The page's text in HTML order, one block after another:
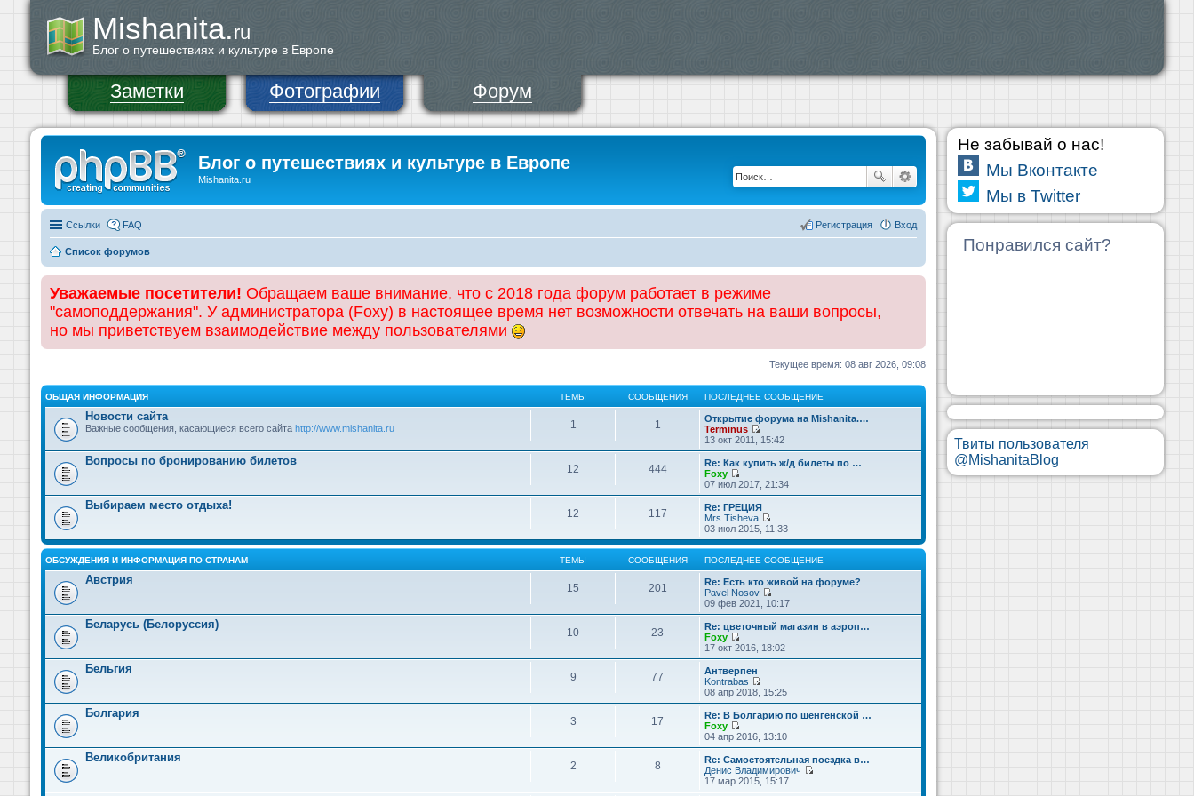
Mishanita.ru
Блог о путешествиях и культуре в Европе
Заметки Фотографии Форум
Блог о путешествиях и культуре в Европе
Mishanita.ru
Ссылки FAQ Вход
Регистрация
Список форумов
Уважаемые посетители! Обращаем ваше внимание, что с 2018 года форум работает в режиме
"самоподдержания". У администратора (Foxy) в настоящее время нет возможности отвечать на ваши вопросы,
но мы приветствуем взаимодействие между пользователями
Текущее время: 08 авг 2026, 09:08
ОБЩАЯ ИНФОРМАЦИЯ ТЕМЫ СООБЩЕНИЯ ПОСЛЕДНЕЕ СООБЩЕНИЕ
Новости сайта
Важные сообщения, касающиеся всего сайта http://www.mishanita.ru 1 1
Открытие форума на Mishanita.…
Terminus
П
е
р
е
й
т
и
к
п
о
с
л
е
н
е
м
у
с
о
б
н
и
ю
13 окт 2011, 15:42
Вопросы по бронированию билетов
12 444
Re: Как купить ж/д билеты по …
Foxy
П
е
р
е
й
т
и
к
п
о
с
л
е
н
е
м
у
с
о
о
б
щ
н
и
ю
07 июл 2017, 21:34
Выбираем место отдыха!
12 117
Re: ГРЕЦИЯ
Mrs Tisheva
П
е
р
е
й
т
к
п
о
с
л
е
е
м
с
о
б
щ
е
н
и
03 июл 2015, 11:33
ОБСУЖДЕНИЯ И ИНФОРМАЦИЯ ПО СТРАНАМ ТЕМЫ СООБЩЕНИЯ ПОСЛЕДНЕЕ СООБЩЕНИЕ
Австрия
15 201
Re: Есть кто живой на форуме?
Pavel Nosov
П
е
р
е
й
т
п
о
л
д
н
е
м
у
с
09 фев 2021, 10:17
Беларусь (Белоруссия)
10 23
Re: цветочный магазин в аэроп…
Foxy
П
е
р
е
й
т
к
п
о
л
е
д
17 окт 2016, 18:02
Бельгия
9 77
Антверпен
Kontrabas
П
е
р
е
й
т
к
п
о
08 апр 2018, 15:25
Болгария
3 17
Re: В Болгарию по шенгенской …
Foxy
П
е
р
е
й
т
04 апр 2016, 13:10
Великобритания
2 8
Re: Самостоятельная поездка в…
Денис Владимирович
е
17 мар 2015, 15:17
Не забывай о нас!
Мы Вконтакте
Мы в Twitter
Понравился сайт?
Твиты пользователя
@MishanitaBlog